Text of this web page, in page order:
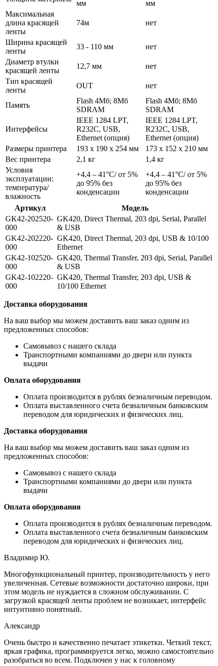
мм
мм
Максимальная
длина красящей
ленты
74м нет
Ширина красящей
ленты
33 - 110 мм
нет
Диаметр втулки
красящей ленты
12,7 мм
нет
Тип красящей
ленты
OUT нет
Память
Flash 4Мб; 8Мб
SDRAM
Flash 4Мб; 8Мб
SDRAM
Интерфейсы
IEEE 1284 LPT,
R232C, USB,
Ethernet (опция)
IEEE 1284 LPT,
R232C, USB,
Ethernet (опция)
Размеры принтера
193 x 190 x 254 мм
173 x 152 x 210 мм
Вес принтера
2,1 кг
1,4 кг
Условия
эксплуатации:
температура/
влажность
+4,4 – 41°C/ от 5%
до 95% без
конденсации
+4,4 – 41°C/ от 5%
до 95% без
конденсации
Артикул
Модель
GK42-202520-
000
GK420, Direct Thermal, 203 dpi, Serial, Parallel
& USB
GK42-202220-
000
GK420, Direct Thermal, 203 dpi, USB & 10/100
Ethernet
GK42-102520-
000
GK420, Thermal Transfer, 203 dpi, Serial, Parallel
& USB
GK42-102220-
000
GK420, Thermal Transfer, 203 dpi, USB &
10/100 Ethernet
Доставка оборудования
На ваш выбор мы можем доставить ваш заказ одним из
предложенных способов:
Самовывоз с нашего склада
Транспортными компаниями до двери или пункта
выдачи
Оплата оборудования
Оплата производится в рублях безналичным переводом.
Оплата выставленного счета безналичным банковским
переводом для юридических и физических лиц.
Доставка оборудования
На ваш выбор мы можем доставить ваш заказ одним из
предложенных способов:
Самовывоз с нашего склада
Транспортными компаниями до двери или пункта
выдачи
Оплата оборудования
Оплата производится в рублях безналичным переводом.
Оплата выставленного счета безналичным банковским
переводом для юридических и физических лиц.
Владимир Ю.
Многофункциональный принтер, производительность у него
увеличенная. Сетевые возможности достаточно широки, при
этом модель не нуждается в сложном обслуживании. С
загрузкой красящей ленты проблем не возникает, интерфейс
интуитивно понятный.
Александр
Очень быстро и качественно печатает этикетки. Четкий текст,
яркая графика, программируется легко, можно самостоятельно
разобраться во всем. Подключен у нас к головному